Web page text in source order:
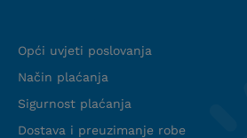
Opći uvjeti poslovanja
Način plaćanja
Sigurnost plaćanja
Dostava i preuzimanje robe